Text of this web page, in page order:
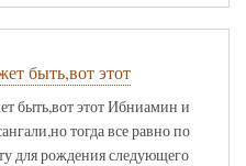
быть,вот этот
быть,вот этот Ибниамин и
тогда все равно по
для рождения следующего